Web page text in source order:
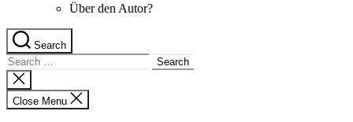
Über den Autor?
Search
Search
for:
Close
search
Close Menu